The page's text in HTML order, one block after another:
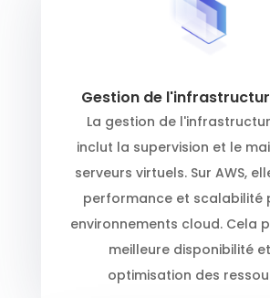
Gestion de
La gestion de
inclut la supervision et le
serveurs virtuels. Sur AWS,
performance et scalabilité
environnements cloud. Cela
meilleure disponibilité
optimisation des